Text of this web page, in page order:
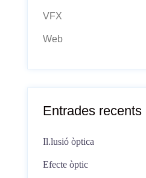
VFX
Web
Entrades recents
Il.lusió òptica
Efecte òptic